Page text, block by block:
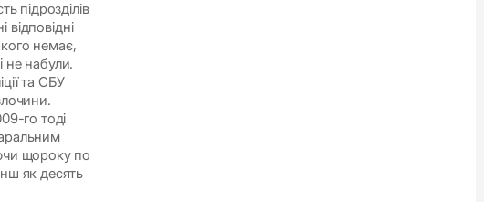
підрозділів
відповідні
немає,
не набули.
та СБУ
го тоді
щороку по
як десять